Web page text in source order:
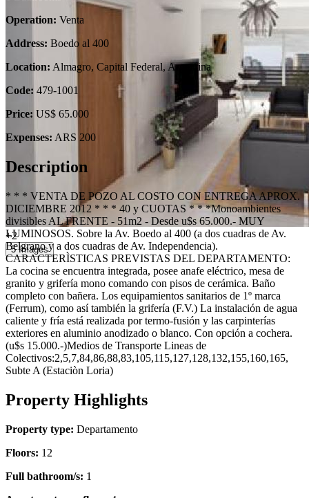
+2
5 Images
Operation: Venta
Address: Boedo al 400
Location: Almagro, Capital Federal, Argentina
Code: 479-1001
Price: US$ 65.000
Expenses: ARS 200
Description
* * * VENTA DE POZO AL COSTO CON ENTREGA APROX.
DICIEMBRE 2012 * * * 40 y CUOTAS * * *Monoambientes
divisibles AL FRENTE - 51m2 - Desde u$s 65.000.- MUY
LUMINOSOS. Sobre la Av. Boedo al 400 (a dos cuadras de Av.
Belgrano y a dos cuadras de Av. Independencia).
CARACTERÌSTICAS PREVISTAS DEL DEPARTAMENTO:
La cocina se encuentra integrada, posee anafe eléctrico, mesa de
granito y grifería mono comando con pisos de cerámica. Baño
completo con bañera. Los equipamientos sanitarios de 1º marca
(Ferrum), como así también la grifería (F.V.) La instalación de agua
caliente y fría está realizada por termo-fusión y las carpinterías
exteriores en aluminio anodizado o blanco. Con opción a cochera.
(u$s 15.000.-)Medios de Transporte Lineas de
Colectivos:2,5,7,84,86,88,83,105,115,127,128,132,155,160,165,
Subte A (Estaciòn Loria)
Property Highlights
Property type: Departamento
Floors: 12
Full bathroom/s: 1